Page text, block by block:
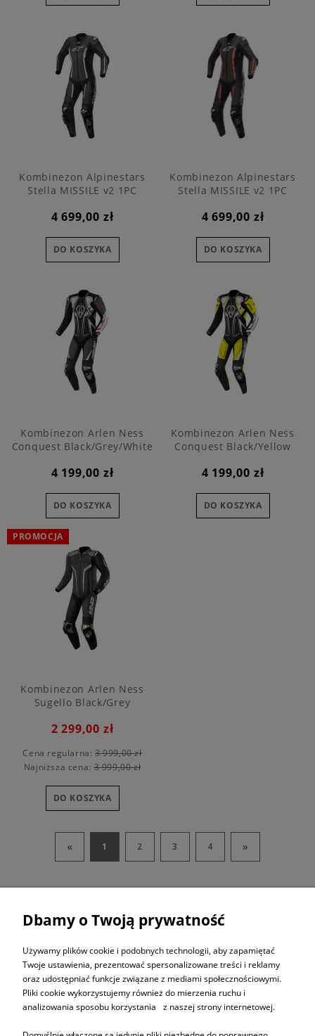
Kombinezon Alpinestars
Stella MISSILE v2 1PC
4 699,00 zł
DO KOSZYKA
Kombinezon Alpinestars
Stella MISSILE v2 1PC
4 699,00 zł
DO KOSZYKA
Kombinezon Arlen Ness
Conquest Black/Grey/White
4 199,00 zł
DO KOSZYKA
Kombinezon Arlen Ness
Conquest Black/Yellow
4 199,00 zł
DO KOSZYKA
Kombinezon Arlen Ness
Sugello Black/Grey
2 299,00 zł
Cena regularna: 3 999,00 zł
Najniższa cena:3 999,00 zł
DO KOSZYKA
PROMOCJA
« 1 2 3 4 »
ZAPISZ SIĘ DO
NEWSLETTERA
Dbamy o Twoją prywatność
Używamy plików cookie i podobnych technologii, aby zapamiętać
Twoje ustawienia, prezentować spersonalizowane treści i reklamy
oraz udostępniać funkcje związane z mediami społecznościowymi.
Pliki cookie wykorzystujemy również do mierzenia ruchu i
analizowania sposobu korzystania z naszej strony internetowej.